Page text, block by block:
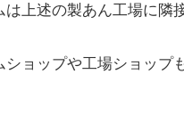
上述の製あん工場に隣
ショップや工場ショップ